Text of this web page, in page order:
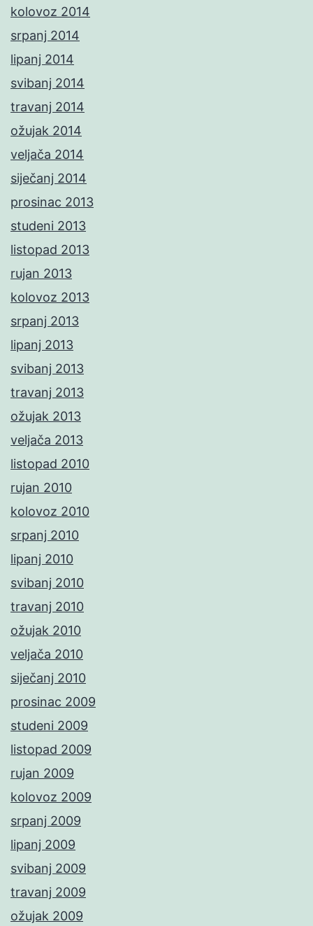
kolovoz 2014
srpanj 2014
lipanj 2014
svibanj 2014
travanj 2014
ožujak 2014
veljača 2014
siječanj 2014
prosinac 2013
studeni 2013
listopad 2013
rujan 2013
kolovoz 2013
srpanj 2013
lipanj 2013
svibanj 2013
travanj 2013
ožujak 2013
veljača 2013
listopad 2010
rujan 2010
kolovoz 2010
srpanj 2010
lipanj 2010
svibanj 2010
travanj 2010
ožujak 2010
veljača 2010
siječanj 2010
prosinac 2009
studeni 2009
listopad 2009
rujan 2009
kolovoz 2009
srpanj 2009
lipanj 2009
svibanj 2009
travanj 2009
ožujak 2009